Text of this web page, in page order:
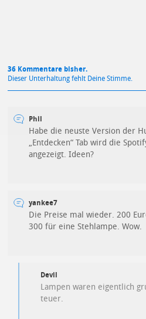
36 Kommentare bisher.
Dieser Unterhaltung fehlt Deine Stimme.
Phil
Habe die neuste Version der
„Entdecken“ Tab wird die
angezeigt. Ideen?
yankee7
Die Preise mal wieder. 200
300 für eine Stehlampe. Wow.
Devil
Lampen waren eigentlich
teuer.